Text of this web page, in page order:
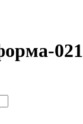
021